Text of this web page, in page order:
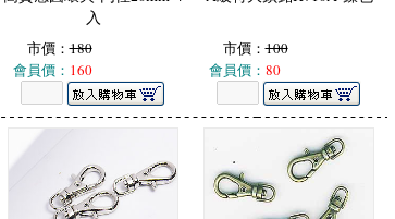
入
市價：180
會員價： 160
市價：100
會員價： 80